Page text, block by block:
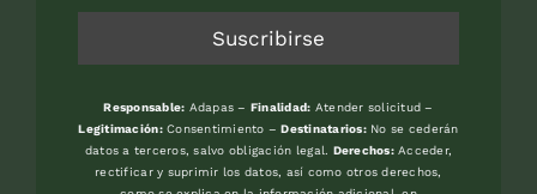
Responsable: Adapas – Finalidad: Atender solicitud –
Legitimación:Consentimiento –Destinatarios:No se cederán
datos a terceros, salvo obligación legal. Derechos:Acceder,
rectificar y suprimir los datos, así como otros derechos,